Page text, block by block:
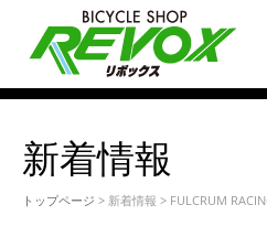
新着情報
トップページ > 新着情報 > FULCRUM